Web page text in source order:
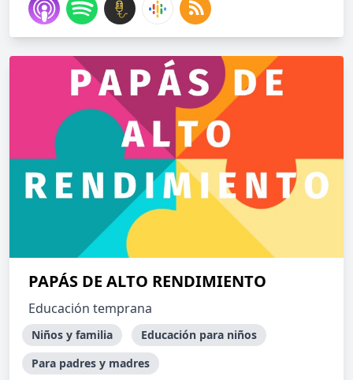
PAPÁS DE ALTO RENDIMIENTO
Educación temprana
Niños y familia
Educación para niños
Para padres y madres